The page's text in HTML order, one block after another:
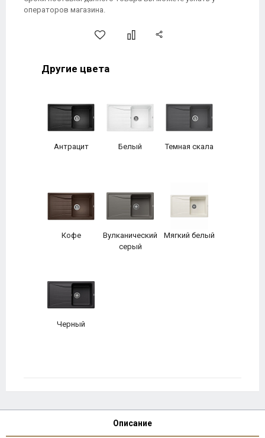
операторов магазина.
Другие цвета
Антрацит Белый Темная скала
Кофе
Вулканический
серый
Мягкий белый
Черный
Описание